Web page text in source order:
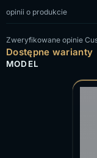
opinii o produkcie
Zweryfikowane opinie
Dostępne warianty
MODEL